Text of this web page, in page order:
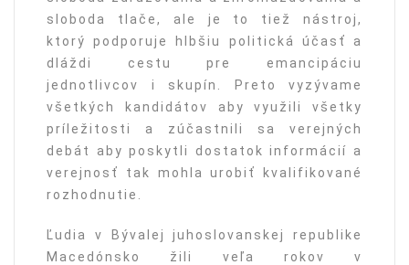
sloboda tlače, ale je to tiež nástroj,
ktorý podporuje hlbšiu politická účasť a
dláždi cestu pre emancipáciu
jednotlivcov i skupín. Preto vyzývame
všetkých kandidátov aby využili všetky
príležitosti a zúčastnili sa verejných
debát aby poskytli dostatok informácií a
verejnosť tak mohla urobiť kvalifikované
rozhodnutie.
Ľudia v Bývalej juhoslovanskej republike
Macedónsko žili veľa rokov v